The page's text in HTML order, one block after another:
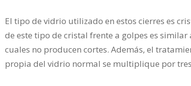
El tipo de vidrio utilizado en estos cierres es
de este tipo de cristal frente a golpes es
cuales no producen cortes. Además, el
propia del vidrio normal se multiplique por